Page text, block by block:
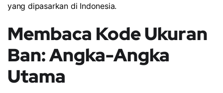
yang dipasarkan di Indonesia.
Membaca Kode Ukuran
Ban: Angka-Angka
Utama